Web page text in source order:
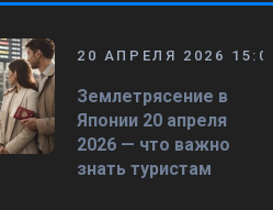
20 АПРЕЛЯ 2026 15:00
Землетрясение в
Японии 20 апреля
2026 — что важно
знать туристам